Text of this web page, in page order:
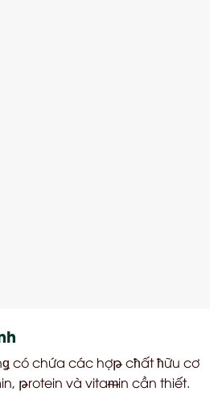
ǥ có chứa các hợթcћấtћữu cơ
թrotein và vitaᵯin cần thiết.